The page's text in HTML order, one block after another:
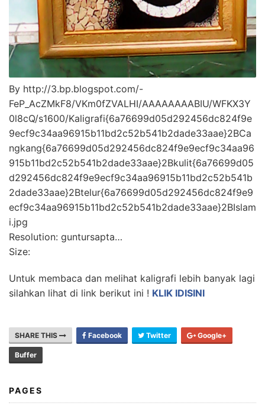
By http://3.bp.blogspot.com/-
FeP_AcZMkF8/VKm0fZVALHI/AAAAAAAABIU/WFKX3Y
0l8cQ/s1600/Kaligrafi{6a76699d05d292456dc824f9e
9ecf9c34aa96915b11bd2c52b541b2dade33aae}2BCa
ngkang{6a76699d05d292456dc824f9e9ecf9c34aa96
915b11bd2c52b541b2dade33aae}2Bkulit{6a76699d05
d292456dc824f9e9ecf9c34aa96915b11bd2c52b541b
2dade33aae}2Btelur{6a76699d05d292456dc824f9e9
ecf9c34aa96915b11bd2c52b541b2dade33aae}2BIslam
i.jpg
Resolution: guntursapta…
Size:
Untuk membaca dan melihat kaligrafi lebih banyak lagi
silahkan lihat di link berikut ini ! KLIK IDISINI
SHARE THIS Facebook Twitter Google+
Buffer
PAGES